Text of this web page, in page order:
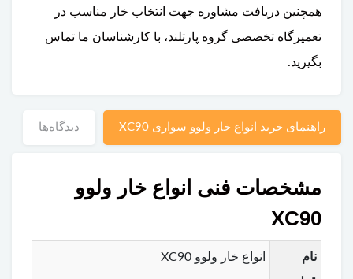
همچنین دریافت مشاوره جهت انتخاب خار مناسب در
تعمیرگاه تخصصی گروه پارتلند، با کارشناسان ما تماس
بگیرید.
راهنمای خرید انواع خار ولوو سواری XC90 دیدگاه‌ها
مشخصات فنی انواع خار ولوو
XC90
نام
انواع خار ولوو XC90